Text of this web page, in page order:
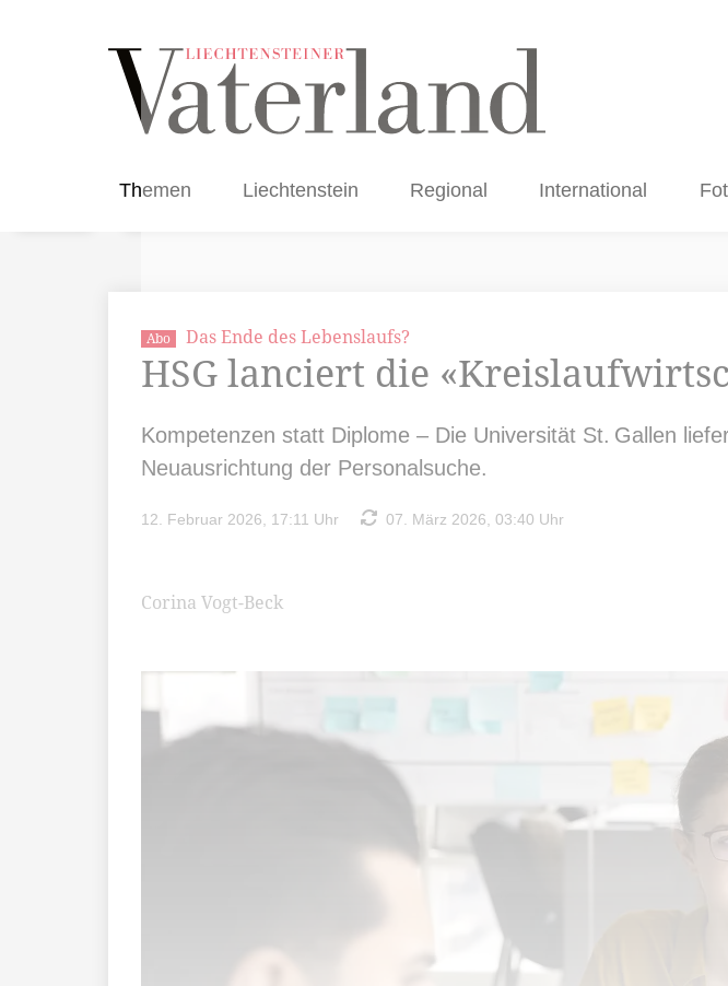
Themen Liechtenstein Regional International
Abo Das Ende des Lebenslaufs?
HSG lanciert die
Kompetenzen statt Diplome – Die Universität St. Gallen
Neuausrichtung der Personalsuche.
12. Februar 2026, 17:11 Uhr 07. März 2026, 03:40 Uhr
Corina Vogt-Beck